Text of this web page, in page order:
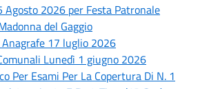
Agosto 2026 per Festa Patronale
del Gaggio
17 luglio 2026
Lunedì 1 giugno 2026
Per Esami Per La Copertura Di N. 1